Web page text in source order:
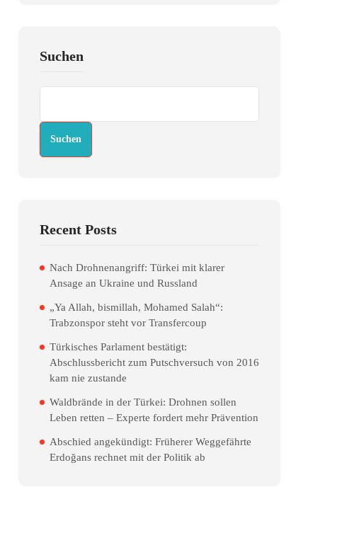
Suchen
Suchen
Recent Posts
Nach Drohnenangriff: Türkei mit klarer
Ansage an Ukraine und Russland
„Ya Allah, bismillah, Mohamed Salah“:
Trabzonspor steht vor Transfercoup
Türkisches Parlament bestätigt:
Abschlussbericht zum Putschversuch von 2016
kam nie zustande
Waldbrände in der Türkei: Drohnen sollen
Leben retten – Experte fordert mehr Prävention
Abschied angekündigt: Früherer Weggefährte
Erdoğans rechnet mit der Politik ab